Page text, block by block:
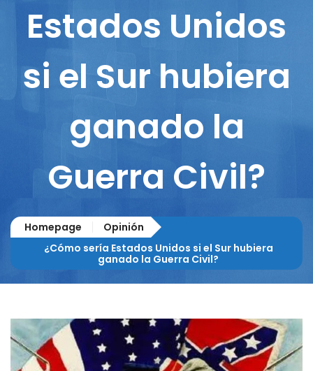
Columnistas
Estados Unidos
si el Sur hubiera
ganado la
Guerra Civil?
Homepage
Opinión
¿Cómo sería Estados Unidos si el Sur hubiera
ganado la Guerra Civil?